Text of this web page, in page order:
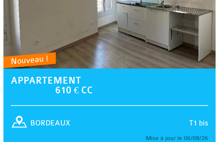
Nouveau !
APPARTEMENT
610 € CC
T1 bis
BORDEAUX
Mise à jour le 06/08/26